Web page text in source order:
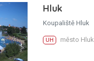
Hluk
Koupaliště Hluk
UH město Hluk